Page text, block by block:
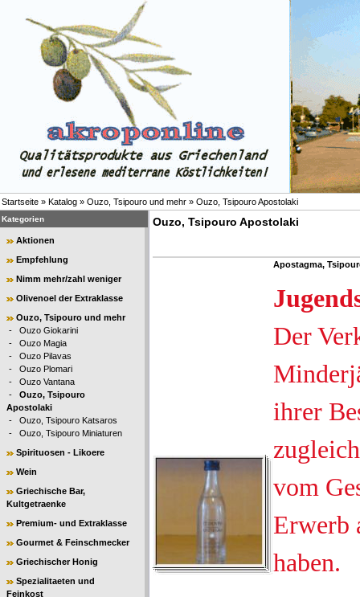
Startseite » Katalog » Ouzo, Tsipouro und mehr » Ouzo, Tsipouro Apostolaki
Kategorien
Aktionen
Empfehlung
Nimm mehr/zahl weniger
Olivenoel der Extraklasse
Ouzo, Tsipouro und mehr
- Ouzo Giokarini
- Ouzo Magia
- Ouzo Pilavas
- Ouzo Plomari
- Ouzo Vantana
- Ouzo, Tsipouro
Apostolaki
- Ouzo, Tsipouro Katsaros
- Ouzo, Tsipouro Miniaturen
Spirituosen - Likoere
Wein
Griechische Bar,
Kultgetraenke
Premium- und Extraklasse
Gourmet & Feinschmecker
Griechischer Honig
Spezialitaeten und
Feinkost
Ouzo, Tsipouro Apostolaki
Apostagma,
Der
ihrer
vom
Erwerb
haben.